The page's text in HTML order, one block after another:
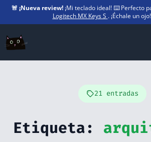
🚨 ¡Nueva review! ¡Mi teclado ideal! ⌨️ Perfecto
Logitech MX Keys S . ¡Échale un
21 entradas
Etiqueta: